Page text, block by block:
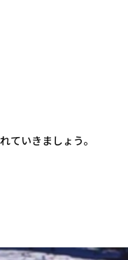
いきましょう。